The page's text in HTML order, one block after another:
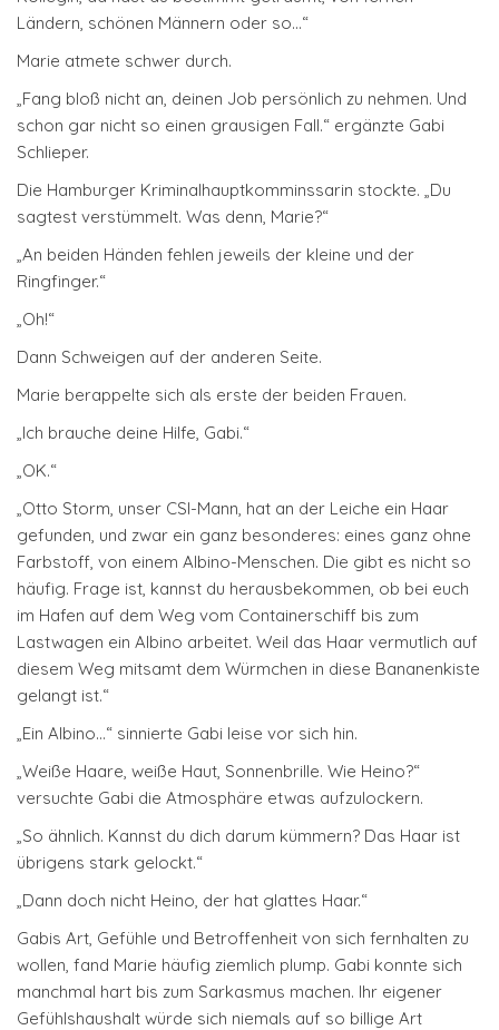
Ländern, schönen Männern oder so…“
Marie atmete schwer durch.
„Fang bloß nicht an, deinen Job persönlich zu nehmen. Und
schon gar nicht so einen grausigen Fall.“ ergänzte Gabi
Schlieper.
Die Hamburger Kriminalhauptkomminssarin stockte. „Du
sagtest verstümmelt. Was denn, Marie?“
„An beiden Händen fehlen jeweils der kleine und der
Ringfinger.“
„Oh!“
Dann Schweigen auf der anderen Seite.
Marie berappelte sich als erste der beiden Frauen.
„Ich brauche deine Hilfe, Gabi.“
„OK.“
„Otto Storm, unser CSI-Mann, hat an der Leiche ein Haar
gefunden, und zwar ein ganz besonderes: eines ganz ohne
Farbstoff, von einem Albino-Menschen. Die gibt es nicht so
häufig. Frage ist, kannst du herausbekommen, ob bei euch
im Hafen auf dem Weg vom Containerschiff bis zum
Lastwagen ein Albino arbeitet. Weil das Haar vermutlich auf
diesem Weg mitsamt dem Würmchen in diese Bananenkiste
gelangt ist.“
„Ein Albino…“ sinnierte Gabi leise vor sich hin.
„Weiße Haare, weiße Haut, Sonnenbrille. Wie Heino?“
versuchte Gabi die Atmosphäre etwas aufzulockern.
„So ähnlich. Kannst du dich darum kümmern? Das Haar ist
übrigens stark gelockt.“
„Dann doch nicht Heino, der hat glattes Haar.“
Gabis Art, Gefühle und Betroffenheit von sich fernhalten zu
wollen, fand Marie häufig ziemlich plump. Gabi konnte sich
manchmal hart bis zum Sarkasmus machen. Ihr eigener
Gefühlshaushalt würde sich niemals auf so billige Art